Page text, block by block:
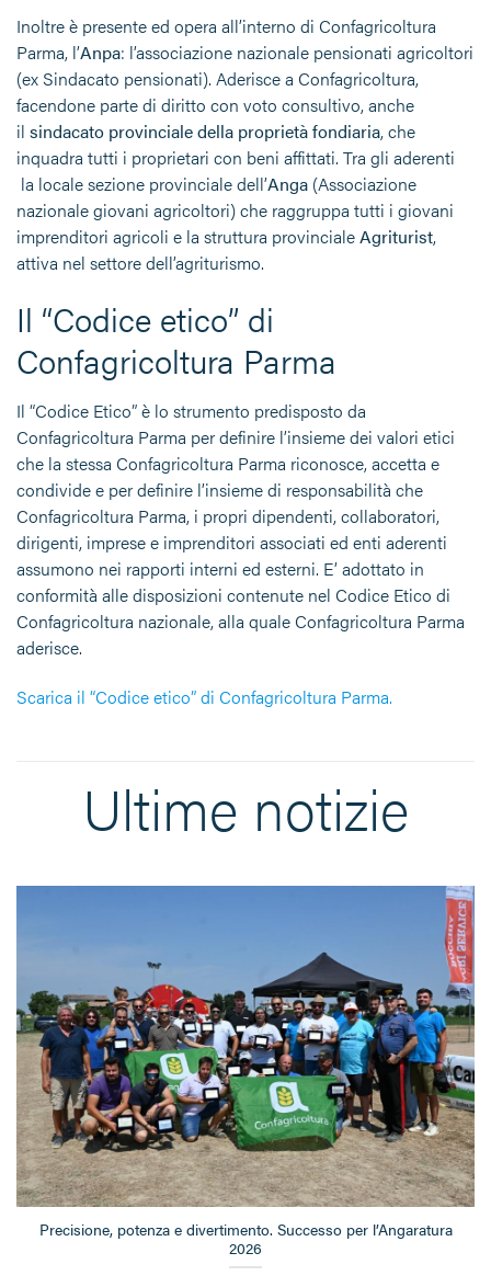
Inoltre è presente ed opera all’interno di Confagricoltura
Parma, l’Anpa: l’associazione nazionale pensionati agricoltori
(ex Sindacato pensionati). Aderisce a Confagricoltura,
facendone parte di diritto con voto consultivo, anche
il sindacato provinciale della proprietà fondiaria, che
inquadra tutti i proprietari con beni affittati. Tra gli aderenti
la locale sezione provinciale dell’Anga (Associazione
nazionale giovani agricoltori) che raggruppa tutti i giovani
imprenditori agricoli e la struttura provincialeAgriturist,
attiva nel settore dell’agriturismo.
Il “Codice etico” di
Confagricoltura Parma
Il “Codice Etico” è lo strumento predisposto da
Confagricoltura Parma per definire l’insieme dei valori etici
che la stessa Confagricoltura Parma riconosce, accetta e
condivide e per definire l’insieme di responsabilità che
Confagricoltura Parma, i propri dipendenti, collaboratori,
dirigenti, imprese e imprenditori associati ed enti aderenti
assumono nei rapporti interni ed esterni. E’ adottato in
conformità alle disposizioni contenute nel Codice Etico di
Confagricoltura nazionale, alla quale Confagricoltura Parma
aderisce.
Scarica il “Codice etico” di Confagricoltura Parma.
Ultime notizie
Precisione, potenza e divertimento. Successo per l’Angaratura
2026